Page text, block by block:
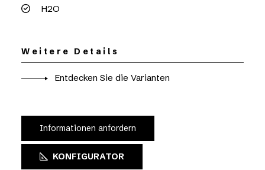
H2O
Weitere Details
Entdecken Sie die Varianten
Informationen anfordern
KONFIGURATOR